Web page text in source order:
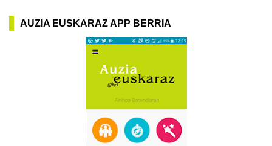
AUZIA EUSKARAZ APP BERRIA